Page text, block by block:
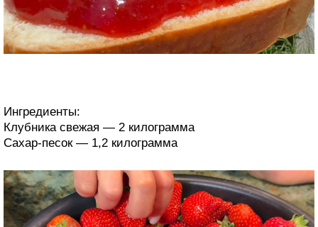
Ингредиенты:
Клубника свежая — 2 килограмма
Сахар-песок — 1,2 килограмма